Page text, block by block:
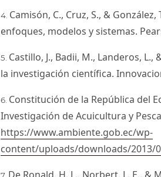
Camisón, C., Cruz, S., &
enfoques, modelos y sistemas.
Castillo, J., Badii, M., Landeros,
la investigación científica.
Constitución de la República del
Investigación de Acuicultura y
https://www.ambiente.gob.ec/wp-
content/uploads/downloads/2013/